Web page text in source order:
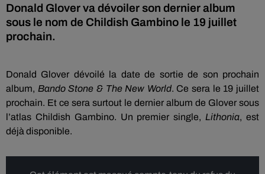
Donald Glover va dévoiler son dernier album
sous le nom de Childish Gambino le 19 juillet
prochain.
Donald Glover dévoilé la date de sortie de son prochain
album, Bando Stone & The New World. Ce sera le 19 juillet
prochain. Et ce sera surtout le dernier album de Glover sous
l’atlas Childish Gambino. Un premier single, Lithonia, est
déjà disponible.